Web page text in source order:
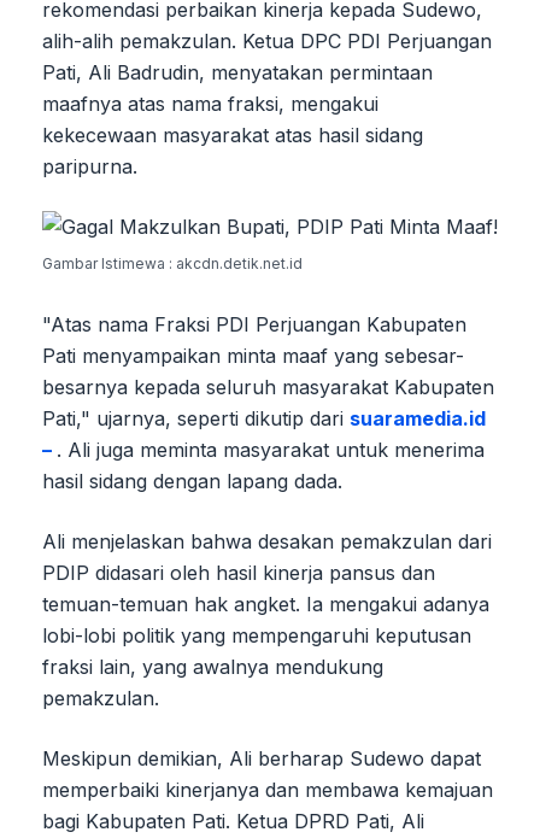
rekomendasi perbaikan kinerja kepada Sudewo,
alih-alih pemakzulan. Ketua DPC PDI Perjuangan
Pati, Ali Badrudin, menyatakan permintaan
maafnya atas nama fraksi, mengakui
kekecewaan masyarakat atas hasil sidang
paripurna.
Gambar Istimewa : akcdn.detik.net.id
"Atas nama Fraksi PDI Perjuangan Kabupaten
Pati menyampaikan minta maaf yang sebesar-
besarnya kepada seluruh masyarakat Kabupaten
Pati," ujarnya, seperti dikutip dari suaramedia.id
– . Ali juga meminta masyarakat untuk menerima
hasil sidang dengan lapang dada.
Ali menjelaskan bahwa desakan pemakzulan dari
PDIP didasari oleh hasil kinerja pansus dan
temuan-temuan hak angket. Ia mengakui adanya
lobi-lobi politik yang mempengaruhi keputusan
fraksi lain, yang awalnya mendukung
pemakzulan.
Meskipun demikian, Ali berharap Sudewo dapat
memperbaiki kinerjanya dan membawa kemajuan
bagi Kabupaten Pati. Ketua DPRD Pati, Ali